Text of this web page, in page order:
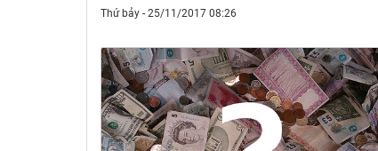
Thứ bảy - 25/11/2017 08:26